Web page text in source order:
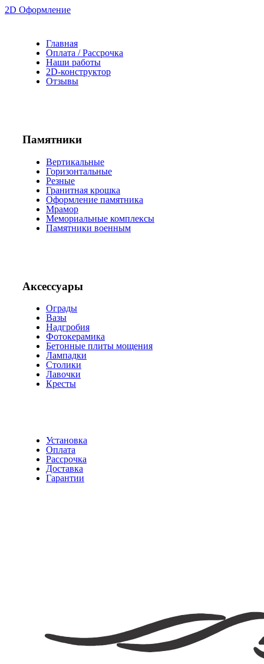
2D Оформление
Главная
Оплата / Рассрочка
Наши работы
2D-конструктор
Отзывы
Памятники
Вертикальные
Горизонтальные
Резные
Гранитная крошка
Оформление памятника
Мрамор
Мемориальные комплексы
Памятники военным
Аксессуары
Ограды
Вазы
Надгробия
Фотокерамика
Бетонные плиты мощения
Лампадки
Столики
Лавочки
Кресты
Установка
Оплата
Рассрочка
Доставка
Гарантии